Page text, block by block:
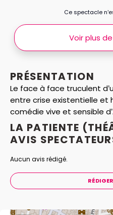
PRÉSENTATION
Le face à face truculent
entre crise existentielle et
comédie vive et sensible
Ce spectacle
Voir plus
LA PATIENTE
AVIS
Aucun avis rédigé.